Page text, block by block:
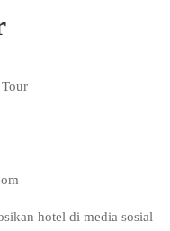
hotel di media sosial